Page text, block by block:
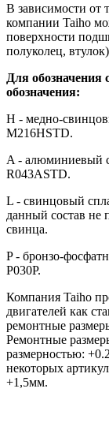
В зависимости от
компании Taiho
поверхности
полуколец,
Для обозначения
обозначения:
H - медно-
M216HSTD.
A - алюминиевый
R043ASTD.
L - свинцовый
данный состав не
свинца.
P - бронзо-
P030P.
Компания Taiho
двигателей как
ремонтные
Ремонтные
размерностью:
некоторых
+1,5мм.